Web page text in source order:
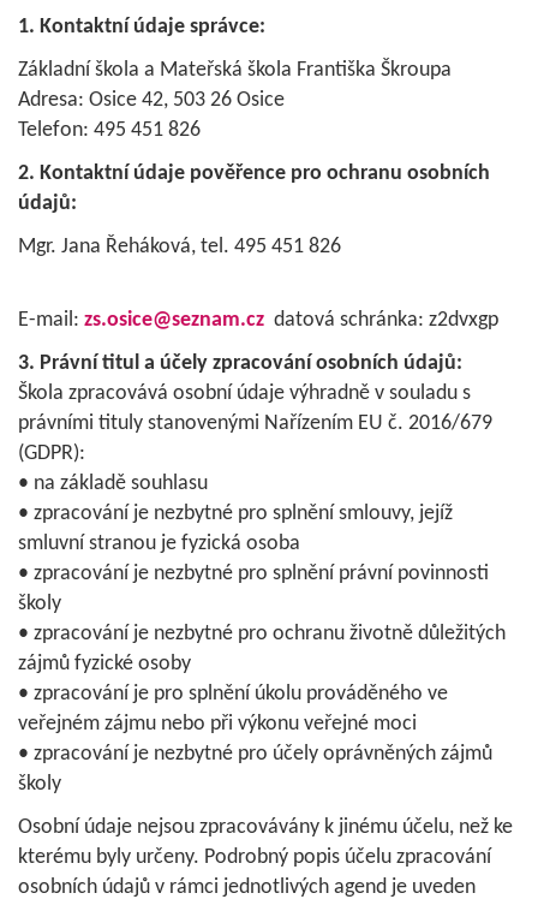
1. Kontaktní údaje správce:
Základní škola a Mateřská škola Františka Škroupa
Adresa: Osice 42, 503 26 Osice
Telefon: 495 451 826
2. Kontaktní údaje pověřence pro ochranu osobních
údajů:
Mgr. Jana Řeháková, tel. 495 451 826
E-mail: zs.osice@seznam.cz datová schránka: z2dvxgp
3. Právní titul a účely zpracování osobních údajů:
Škola zpracovává osobní údaje výhradně v souladu s
právními tituly stanovenými Nařízením EU č. 2016/679
(GDPR):
• na základě souhlasu
• zpracování je nezbytné pro splnění smlouvy, jejíž
smluvní stranou je fyzická osoba
• zpracování je nezbytné pro splnění právní povinnosti
školy
• zpracování je nezbytné pro ochranu životně důležitých
zájmů fyzické osoby
• zpracování je pro splnění úkolu prováděného ve
veřejném zájmu nebo při výkonu veřejné moci
• zpracování je nezbytné pro účely oprávněných zájmů
školy
Osobní údaje nejsou zpracovávány k jinému účelu, než ke
kterému byly určeny. Podrobný popis účelu zpracování
osobních údajů v rámci jednotlivých agend je uveden